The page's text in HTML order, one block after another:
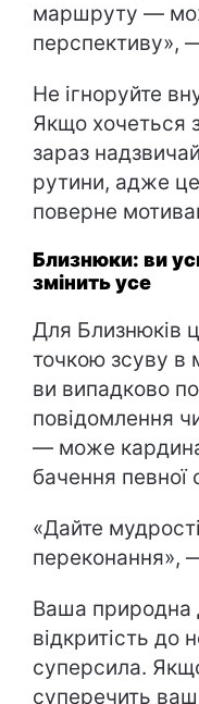
маршруту —
перспективу»,
Не ігноруйте
Якщо хочеться
зараз
рутини, адже це
поверне
Близнюки: ви
змінить усе
Для Близнюків
точкою зсуву в
ви випадково
повідомлення
— може
бачення певної
«Дайте
переконання»,
Ваша природна
відкритість до
суперсила.
суперечить